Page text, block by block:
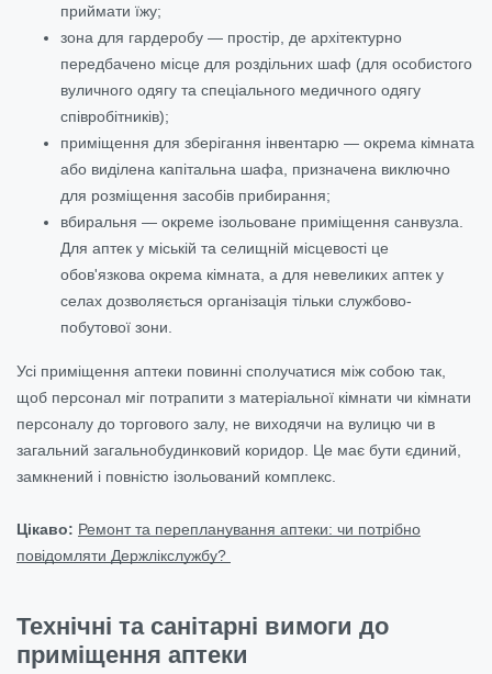
приймати їжу;
зона для гардеробу — простір, де архітектурно
передбачено місце для роздільних шаф (для особистого
вуличного одягу та спеціального медичного одягу
співробітників);
приміщення для зберігання інвентарю — окрема кімната
або виділена капітальна шафа, призначена виключно
для розміщення засобів прибирання;
вбиральня — окреме ізольоване приміщення санвузла.
Для аптек у міській та селищній місцевості це
обов'язкова окрема кімната, а для невеликих аптек у
селах дозволяється організація тільки службово-
побутової зони.
Усі приміщення аптеки повинні сполучатися між собою так,
щоб персонал міг потрапити з матеріальної кімнати чи кімнати
персоналу до торгового залу, не виходячи на вулицю чи в
загальний загальнобудинковий коридор. Це має бути єдиний,
замкнений і повністю ізольований комплекс.
Цікаво: Ремонт та перепланування аптеки: чи потрібно
повідомляти Держлікслужбу?
Технічні та санітарні вимоги до
приміщення аптеки